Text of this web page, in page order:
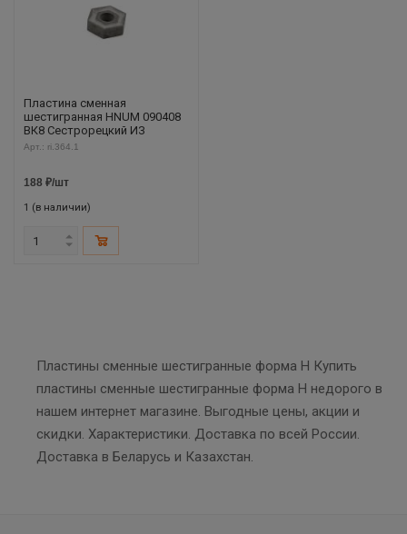
Пластина сменная
шестигранная HNUM 090408
ВК8 Сестрорецкий ИЗ
Арт.: ri.364.1
188 ₽/шт
1 (в наличии)
Пластины сменные шестигранные форма H Купить
пластины сменные шестигранные форма H недорого в
нашем интернет магазине. Выгодные цены, акции и
скидки. Характеристики. Доставка по всей России.
Доставка в Беларусь и Казахстан.